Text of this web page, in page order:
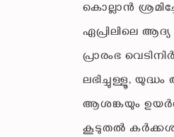
കൊല്ലാൻ
ഏപ്രിലിലെ
പ്രാരംഭ
ലഭിച്ചുള്ളൂ,
ആശങ്കയും
കൂടുതൽ